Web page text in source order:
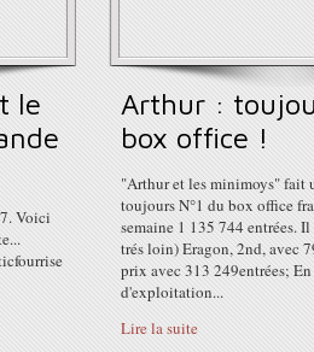
le
Voici
Arthur :
box office !
"Arthur et les minimoys" fait
toujours N°1 du box office
semaine 1 135 744 entrées.
trés loin) Eragon, 2nd, avec
prix avec 313 249entrées;
d'exploitation...
Lire la suite